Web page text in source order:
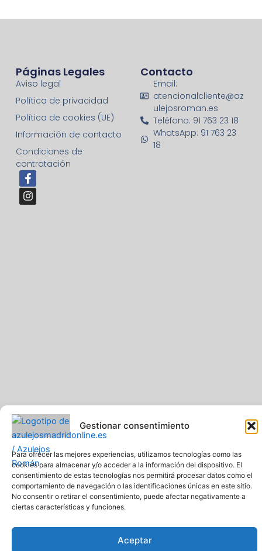
Gestionar consentimiento
Para ofrecer las mejores experiencias, utilizamos tecnologías como las
cookies para almacenar y/o acceder a la información del dispositivo. El
consentimiento de estas tecnologías nos permitirá procesar datos como el
comportamiento de navegación o las identificaciones únicas en este sitio.
No consentir o retirar el consentimiento, puede afectar negativamente a
ciertas características y funciones.
Aceptar
Páginas Legales
Aviso legal
Política de privacidad
Política de cookies (UE)
Información de contacto
Condiciones de
contratación
Contacto
Email:
atencionalcliente@az
ulejosroman.es
Teléfono: 91 763 23 18
WhatsApp: 91 763 23
18
F
a
c
e
I
n
s
t
Pavimentos y Azulejos Román S.L.. Todos los derechos
reservados
Comprar azulejos online baratos y de calidad